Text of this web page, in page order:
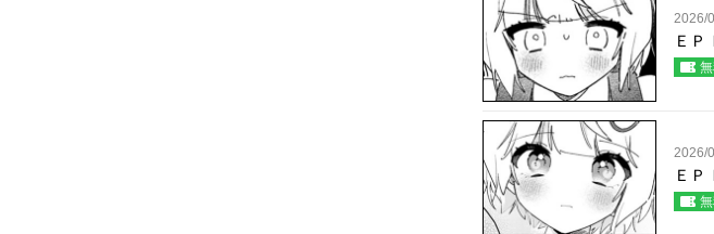
2026/
ＥＰ
2026/
ＥＰ